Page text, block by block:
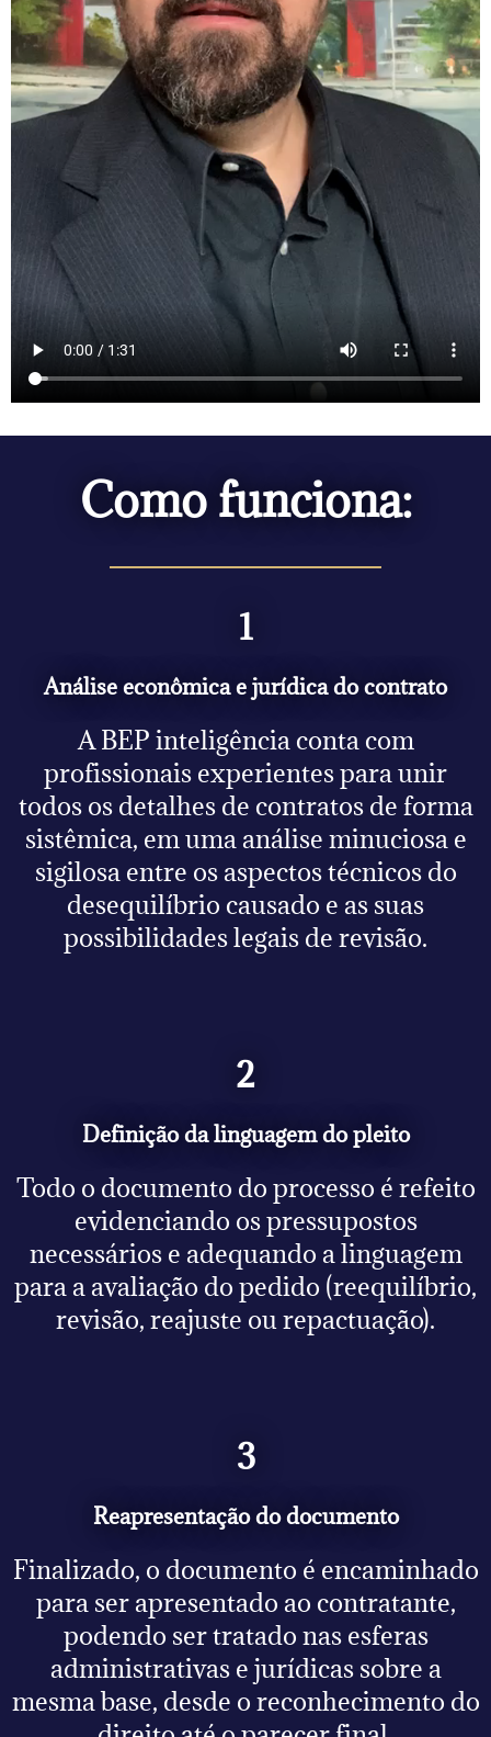
Como funciona:
1
Análise econômica e jurídica do contrato
A BEP inteligência conta com
profissionais experientes para unir
todos os detalhes de contratos de forma
sistêmica, em uma análise minuciosa e
sigilosa entre os aspectos técnicos do
desequilíbrio causado e as suas
possibilidades legais de revisão.
2
Definição da linguagem do pleito
Todo o documento do processo é refeito
evidenciando os pressupostos
necessários e adequando a linguagem
para a avaliação do pedido (reequilíbrio,
revisão, reajuste ou repactuação).
3
Reapresentação do documento
Finalizado, o documento é encaminhado
para ser apresentado ao contratante,
podendo ser tratado nas esferas
administrativas e jurídicas sobre a
mesma base, desde o reconhecimento do